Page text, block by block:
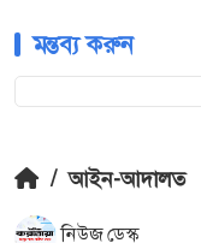
মন্তব্য করুন
/ আইন-আদালত
নিউজ ডেস্ক